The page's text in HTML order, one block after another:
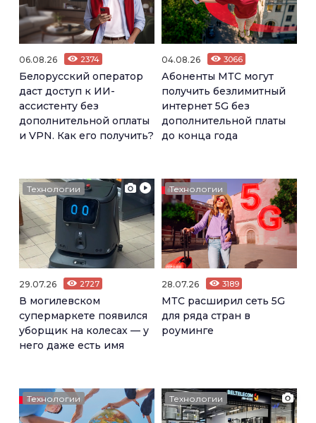
06.08.26 2374
Белорусский оператор
даст доступ к ИИ-
ассистенту без
дополнительной оплаты
и VPN. Как его получить?
04.08.26 3066
Абоненты МТС могут
получить безлимитный
интернет 5G без
дополнительной платы
до конца года
Технологии
29.07.26 2727
В могилевском
супермаркете появился
уборщик на колесах — у
него даже есть имя
Технологии
28.07.26 3189
МТС расширил сеть 5G
для ряда стран в
роуминге
Технологии Технологии